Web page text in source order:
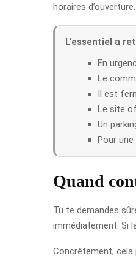
horaires
L’essentiel a
En
Le
Il est
Le site
Un
Pour
Quand
Tu te demandes
immédiatement. Si
Concrètement, cela